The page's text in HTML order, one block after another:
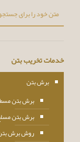
خدمات تخریب بتن
برش بتن
برش بتن
برش بتن
روش برش